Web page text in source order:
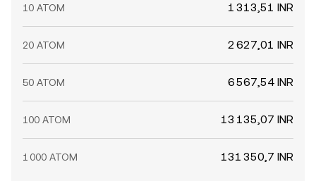
10 ATOM 1 313,51 INR
20 ATOM 2 627,01 INR
50 ATOM 6 567,54 INR
100 ATOM 13 135,07 INR
1 000 ATOM 131 350,7 INR